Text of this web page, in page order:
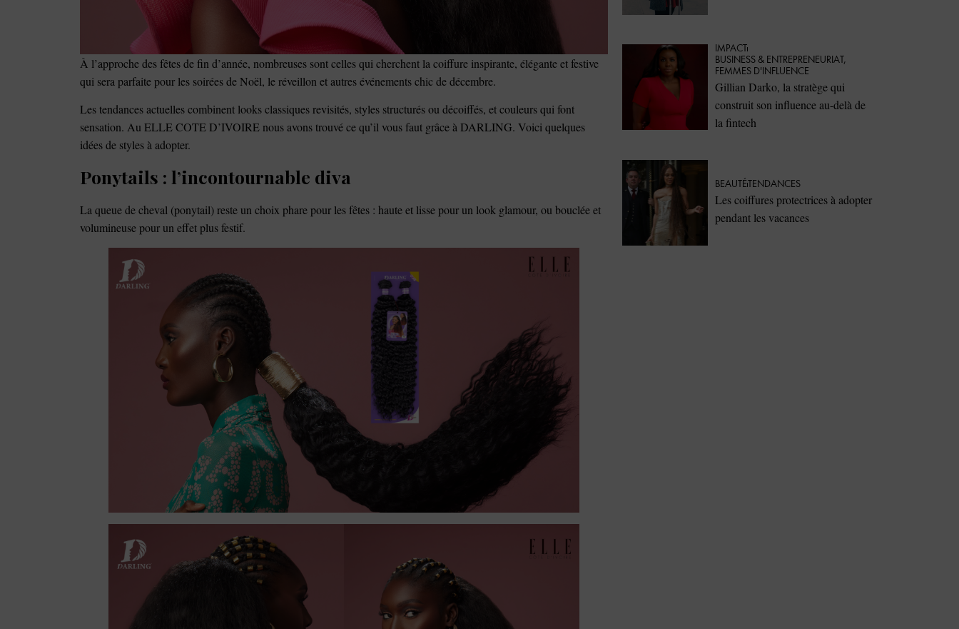
À l’approche des fêtes de fin d’année, nombreuses sont celles qui cherchent la coiffure inspirante, élégante et festive
qui sera parfaite pour les soirées de Noël, le réveillon et autres événements chic de décembre.
Les tendances actuelles combinent looks classiques revisités, styles structurés ou décoiffés, et couleurs qui font
sensation. Au ELLE COTE D’IVOIRE nous avons trouvé ce qu’il vous faut grâce à DARLING. Voici quelques
idées de styles à adopter.
Ponytails : l’incontournable diva
La queue de cheval (ponytail) reste un choix phare pour les fêtes : haute et lisse pour un look glamour, ou bouclée et
volumineuse pour un effet plus festif.
IMPACT
⁠BUSINESS & ENTREPRENEURIAT ,
FEMMES D'INFLUENCE
Gillian Darko, la stratège qui
construit son influence au-delà de
la fintech
BEAUTÉTENDANCES
Les coiffures protectrices à adopter
pendant les vacances